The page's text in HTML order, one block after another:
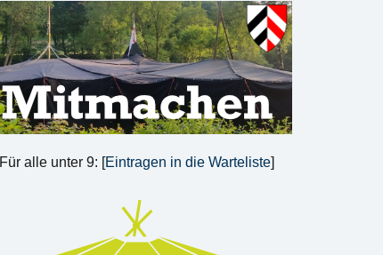
Für alle unter 9: [Eintragen in die Warteliste]